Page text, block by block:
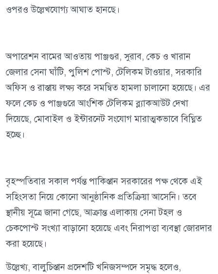
ওপরও উল্লেখযোগ্য আঘাত হানছে।
অপারেশন বামের আওতায় পাঞ্জগুর, সুরাব, কেচ ও খারান
জেলার সেনা ঘাঁটি, পুলিশ পোস্ট, টেলিকম টাওয়ার, সরকারি
অফিস ও রাস্তায় লক্ষ্য করে সমন্বিত হামলা চালানো হয়েছে। এর
ফলে কেচ ও পাঞ্জগুরে আংশিক টেলিকম ব্ল্যাকআউট দেখা
দিয়েছে, মোবাইল ও ইন্টারনেট সংযোগ মারাত্মকভাবে বিঘ্নিত
হচ্ছে।
বৃহস্পতিবার সকাল পর্যন্ত পাকিস্তান সরকারের পক্ষ থেকে এই
সহিংসতা নিয়ে কোনো আনুষ্ঠানিক প্রতিক্রিয়া আসেনি। তবে
স্থানীয় সূত্রে জানা গেছে, আক্রান্ত এলাকায় সেনা টহল ও
চেকপোস্ট সংখ্যা বাড়ানো হয়েছে এবং নিরাপত্তা ব্যবস্থা জোরদার
করা হয়েছে।
উল্লেখ্য, বালুচিস্তান প্রদেশটি খনিজসম্পদে সমৃদ্ধ হলেও,